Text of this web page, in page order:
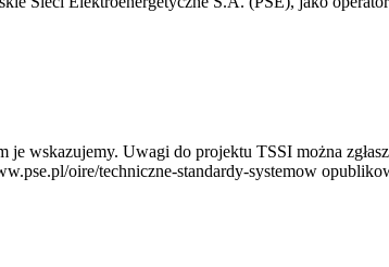
wskazujemy. Uwagi do projektu TSSI można
oire/techniczne-standardy-systemow